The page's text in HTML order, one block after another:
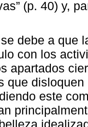
(p. 40) y,
debe a que
con los
apartados
que
este